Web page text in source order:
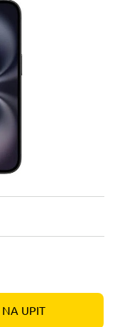
NA UPIT